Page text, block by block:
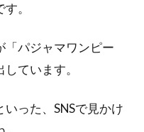
。
「パジャマワンピー
ています。
った、SNSで見かけ